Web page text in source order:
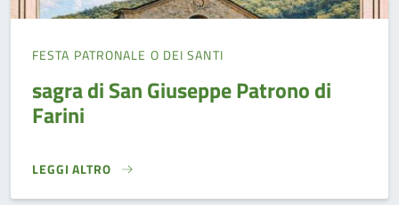
FESTA PATRONALE O DEI SANTI
sagra di San Giuseppe Patrono di
Farini
LEGGI ALTRO
SAGRA DI SAN GIUSEPPE PATRONO DI FARINI}